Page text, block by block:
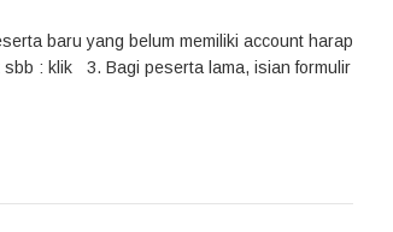
baru yang belum memiliki account harap
: klik 3. Bagi peserta lama, isian formulir